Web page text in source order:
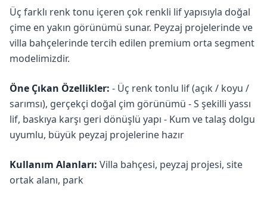
Üç farklı renk tonu içeren çok renkli lif yapısıyla doğal
çime en yakın görünümü sunar. Peyzaj projelerinde ve
villa bahçelerinde tercih edilen premium orta segment
modelimizdir.
Öne Çıkan Özellikler: - Üç renk tonlu lif (açık / koyu /
sarımsı), gerçekçi doğal çim görünümü - S şekilli yassı
lif, baskıya karşı geri dönüşlü yapı - Kum ve talaş dolgu
uyumlu, büyük peyzaj projelerine hazır
Kullanım Alanları: Villa bahçesi, peyzaj projesi, site
ortak alanı, park